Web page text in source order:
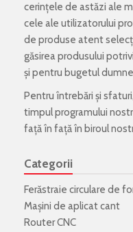
cerințele de astăzi ale
cele ale utilizatorului
de produse atent
găsirea produsului
și pentru bugetul
Pentru întrebări și
timpul programului
față în față în biroul
Categorii
Ferăstraie circulare de
Mașini de aplicat cant
Router CNC